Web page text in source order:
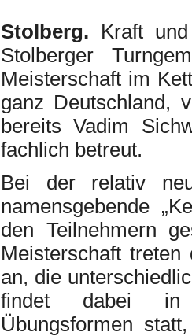
Stolberg. Kraft
Stolberger
Meisterschaft im
ganz Deutschland,
bereits Vadim
fachlich betreut.
Bei der relativ
namensgebende
den Teilnehmern
Meisterschaft
an, die
findet dabei in
Übungsformen